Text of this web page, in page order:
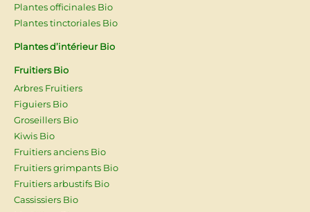
Plantes officinales Bio
Plantes tinctoriales Bio
Plantes d’intérieur Bio
Fruitiers Bio
Arbres Fruitiers
Figuiers Bio
Groseillers Bio
Kiwis Bio
Fruitiers anciens Bio
Fruitiers grimpants Bio
Fruitiers arbustifs Bio
Cassissiers Bio